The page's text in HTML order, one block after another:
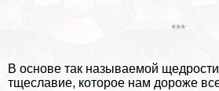
***
В основе так называемой
тщеславие, которое нам дороже